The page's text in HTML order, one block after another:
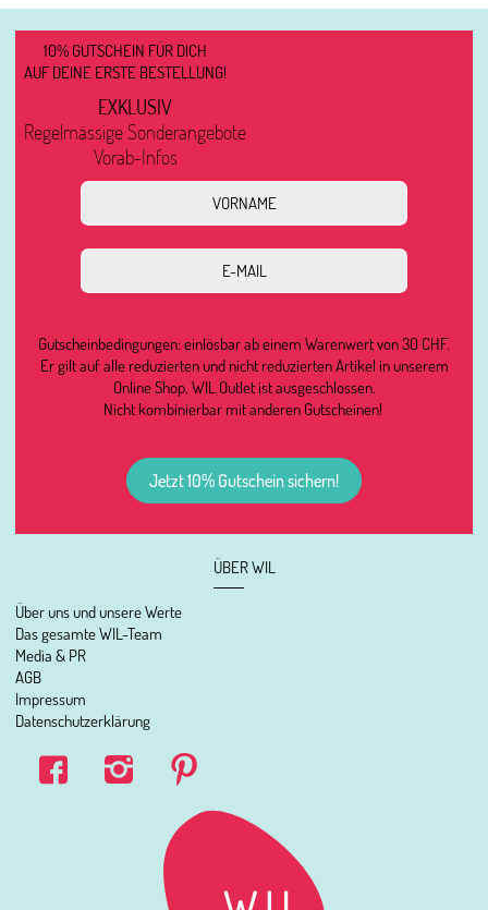
ÜBER WIL
Über uns und unsere Werte
Das gesamte WIL-Team
Media & PR
AGB
Impressum
Datenschutzerklärung
10% GUTSCHEIN FÜR DICH
AUF DEINE ERSTE BESTELLUNG!
EXKLUSIV
Regelmässige Sonderangebote
Vorab-Infos
Gutscheinbedingungen: einlösbar ab einem Warenwert von 30 CHF.
Er gilt auf alle reduzierten und nicht reduzierten Artikel in unserem
Online Shop, WIL Outlet ist ausgeschlossen.
Nicht kombinierbar mit anderen Gutscheinen!
Jetzt 10% Gutschein sichern!